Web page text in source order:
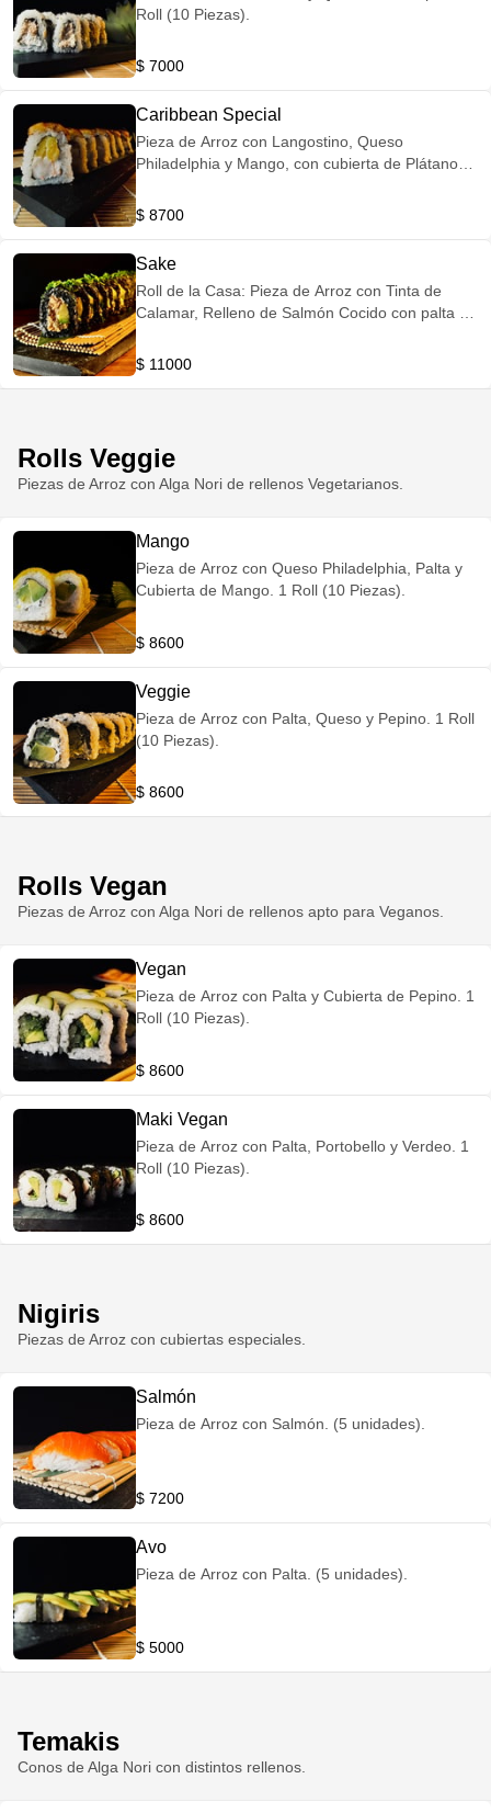
Roll (10 Piezas).
$ 7000
Caribbean Special
Pieza de Arroz con Langostino, Queso
Philadelphia y Mango, con cubierta de Plátano
$ 8700
Sake
Roll de la Casa: Pieza de Arroz con Tinta de
Calamar, Relleno de Salmón Cocido con palta y
$ 11000
Rolls Veggie
Piezas de Arroz con Alga Nori de rellenos Vegetarianos.
Mango
Pieza de Arroz con Queso Philadelphia, Palta y
Cubierta de Mango. 1 Roll (10 Piezas).
$ 8600
Veggie
Pieza de Arroz con Palta, Queso y Pepino. 1 Roll
(10 Piezas).
$ 8600
Rolls Vegan
Piezas de Arroz con Alga Nori de rellenos apto para Veganos.
Vegan
Pieza de Arroz con Palta y Cubierta de Pepino. 1
Roll (10 Piezas).
$ 8600
Maki Vegan
Pieza de Arroz con Palta, Portobello y Verdeo. 1
Roll (10 Piezas).
$ 8600
Nigiris
Piezas de Arroz con cubiertas especiales.
Salmón
Pieza de Arroz con Salmón. (5 unidades).
$ 7200
Avo
Pieza de Arroz con Palta. (5 unidades).
$ 5000
Temakis
Conos de Alga Nori con distintos rellenos.